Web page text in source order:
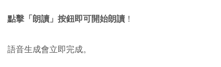
點擊「朗讀」按鈕即可開始朗讀 ！
語音生成會立即完成。